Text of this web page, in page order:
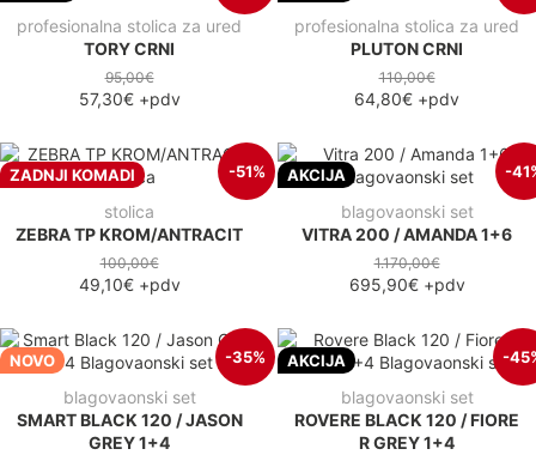
profesionalna stolica za ured
TORY CRNI
95,00€
57,30€+pdv
profesionalna stolica za ured
PLUTON CRNI
110,00€
64,80€ +pdv
ZADNJI KOMADI -51%
stolica
ZEBRA TP KROM/ANTRACIT
100,00€
49,10€+pdv
AKCIJA -
blagovaonski set
VITRA 200 / AMANDA 1+6
1.170,00€
695,90€+pdv
NOVO -35%
blagovaonski set
SMART BLACK 120 / JASON
GREY 1+4
AKCIJA -
blagovaonski set
ROVERE BLACK 120 / FIORE
R GREY 1+4